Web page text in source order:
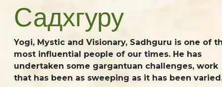
Садхгуру
Yogi, Mystic and Visionary, Sadhguru is one of
most influential people of our times. He has
undertaken some gargantuan challenges, work
that has been as sweeping as it has been